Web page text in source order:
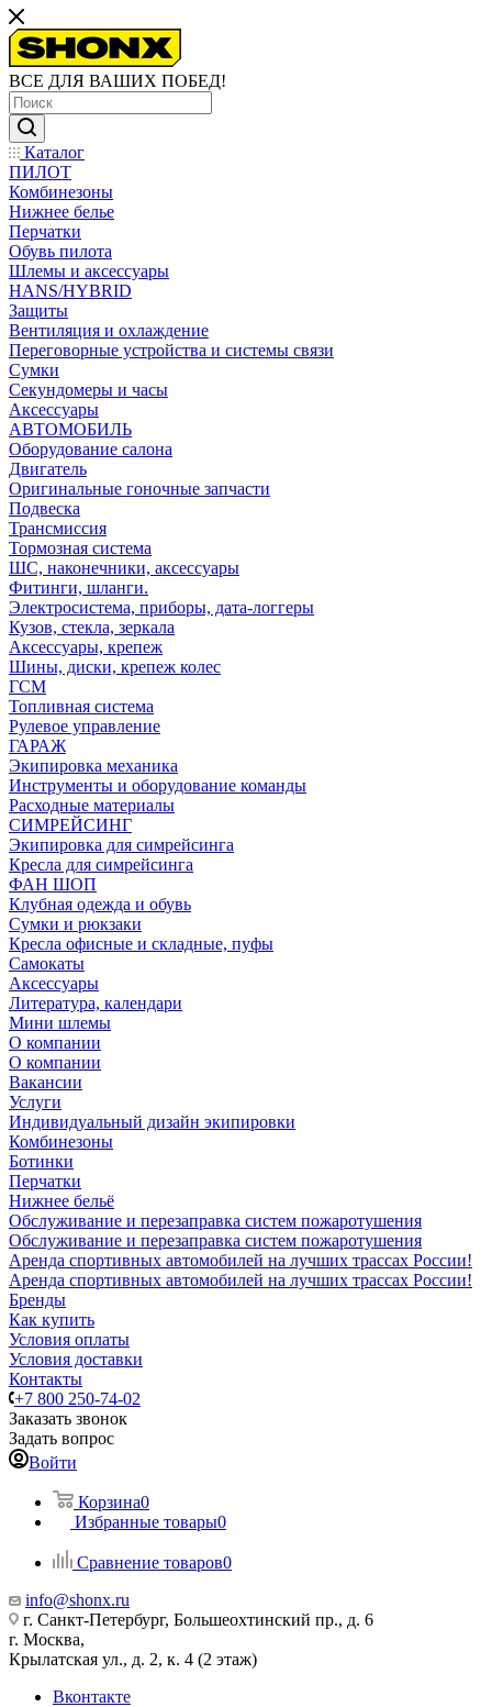
ВСЕ ДЛЯ ВАШИХ ПОБЕД!
Каталог
ПИЛОТ
Комбинезоны
Нижнее белье
Перчатки
Обувь пилота
Шлемы и аксессуары
HANS/HYBRID
Защиты
Вентиляция и охлаждение
Переговорные устройства и системы связи
Сумки
Секундомеры и часы
Аксессуары
АВТОМОБИЛЬ
Оборудование салона
Двигатель
Оригинальные гоночные запчасти
Подвеска
Трансмиссия
Тормозная система
ШС, наконечники, аксессуары
Фитинги, шланги.
Электросистема, приборы, дата-логгеры
Кузов, стекла, зеркала
Аксессуары, крепеж
Шины, диски, крепеж колес
ГСМ
Топливная система
Рулевое управление
ГАРАЖ
Экипировка механика
Инструменты и оборудование команды
Расходные материалы
СИМРЕЙСИНГ
Экипировка для симрейсинга
Кресла для симрейсинга
ФАН ШОП
Клубная одежда и обувь
Сумки и рюкзаки
Кресла офисные и складные, пуфы
Самокаты
Аксессуары
Литература, календари
Мини шлемы
О компании
О компании
Вакансии
Услуги
Индивидуальный дизайн экипировки
Комбинезоны
Ботинки
Перчатки
Нижнее бельё
Обслуживание и перезаправка систем пожаротушения
Обслуживание и перезаправка систем пожаротушения
Аренда спортивных автомобилей на лучших трассах России!
Аренда спортивных автомобилей на лучших трассах России!
Бренды
Как купить
Условия оплаты
Условия доставки
Контакты
+7 800 250-74-02
Заказать звонок
Задать вопрос
Войти
Корзина0
Избранные товары0
Сравнение товаров0
info@shonx.ru
г. Санкт-Петербург, Большеохтинский пр., д. 6
г. Москва,
Крылатская ул., д. 2, к. 4 (2 этаж)
Вконтакте